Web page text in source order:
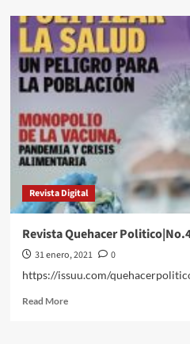
Internacionales///Carolina
Alonso
Romei///Miles
de
ultraortodoxos
violan
confinamiento
en
el
funeral
de
un
rabino
Revista Digital
Revista Quehacer
31 enero, 2021
0
https://issuu.com/
Read MoreRead